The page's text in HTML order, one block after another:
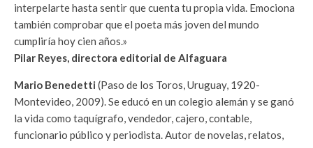
interpelarte hasta sentir que cuenta tu propia vida. Emociona
también comprobar que el poeta más joven del mundo
cumpliría hoy cien años.»
Pilar Reyes, directora editorial de Alfaguara
Mario Benedetti (Paso de los Toros, Uruguay, 1920-
Montevideo, 2009). Se educó en un colegio alemán y se ganó
la vida como taquígrafo, vendedor, cajero, contable,
funcionario público y periodista. Autor de novelas, relatos,